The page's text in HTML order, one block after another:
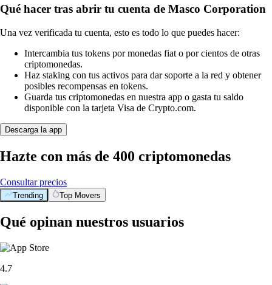
Qué hacer tras abrir tu cuenta de Masco Corporation
Una vez verificada tu cuenta, esto es todo lo que puedes hacer:
Intercambia tus tokens por monedas fiat o por cientos de otras
criptomonedas.
Haz staking con tus activos para dar soporte a la red y obtener
posibles recompensas en tokens.
Guarda tus criptomonedas en nuestra app o gasta tu saldo
disponible con la tarjeta Visa de Crypto.com.
Descarga la app
Hazte con más de 400 criptomonedas
Consultar precios
Trending Top Movers
Qué opinan nuestros usuarios
4.7